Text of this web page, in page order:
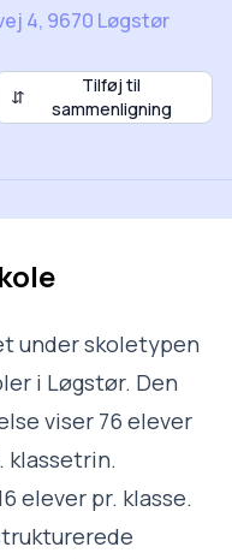
⇵
Tilføj til
sammenligning
4, 9670 Løgstør
under skoletypen
i Løgstør. Den
viser 76 elever
klassetrin.
elever pr. klasse.